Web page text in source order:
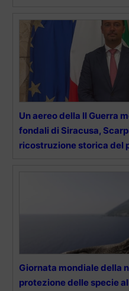
Un aereo della II Guerra
fondali di Siracusa,
ricostruzione storica del
Giornata mondiale della
protezione delle specie